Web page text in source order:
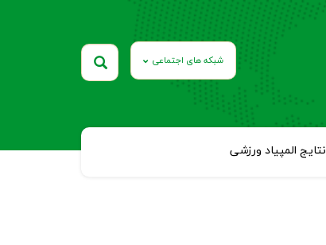
شبکه های اجتماعی
نتایج المپیاد ورزشی